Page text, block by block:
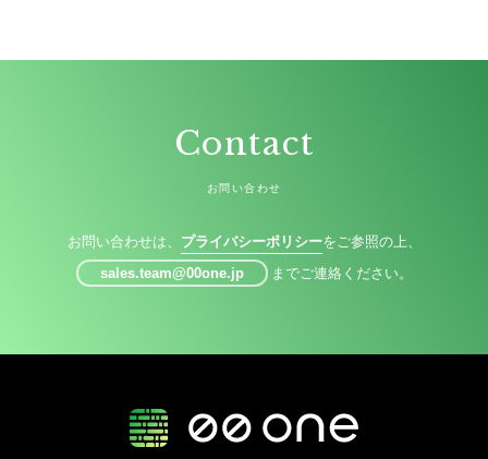
Contact
お問い合わせ
お問い合わせは、 プライバシーポリシーをご参照の上、
sales.team@00one.jp
までご連絡ください。